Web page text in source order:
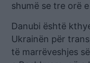
shumë se tre orë
Danubi është
Ukrainën për
të marrëveshjes